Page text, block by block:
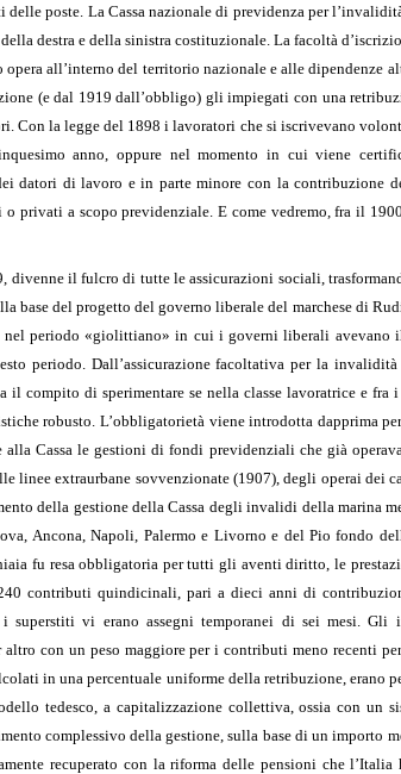
poste. La Cassa nazionale di previdenza per
destra e della sinistra costituzionale. La facoltà
opera all’interno del territorio nazionale e alle
(e dal 1919 dall’obbligo) gli impiegati con una
Con la legge del 1898 i lavoratori che si iscrivevano
anno, oppure nel momento in cui viene
datori di lavoro e in parte minore con la contribuzione
a scopo previdenziale. E come vedremo, fra il
divenne il fulcro di tutte le assicurazioni sociali,
base del progetto del governo liberale del marchese di
periodo «giolittiano» in cui i governi liberali avevano
periodo. Dall’assicurazione facoltativa per la
il compito di sperimentare se nella classe lavoratrice e
robusto. L’obbligatorietà viene introdotta dapprima
Cassa le gestioni di fondi previdenziali che già
linee extraurbane sovvenzionate (1907), degli operai
della gestione della Cassa degli invalidi della marina
Ancona, Napoli, Palermo e Livorno e del Pio fondo
fu resa obbligatoria per tutti gli aventi diritto, le
contributi quindicinali, pari a dieci anni di
vi erano assegni temporanei di sei mesi.
con un peso maggiore per i contributi meno recenti
in una percentuale uniforme della retribuzione, erano
tedesco, a capitalizzazione collettiva, ossia con un
complessivo della gestione, sulla base di un importo
recuperato con la riforma delle pensioni che